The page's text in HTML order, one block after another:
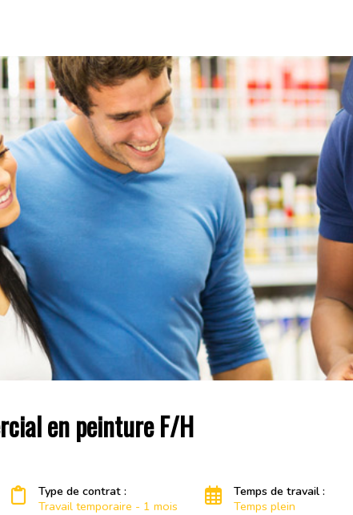
en peinture F/H
Type de contrat :
Travail temporaire - 1 mois
Temps de travail :
Temps plein